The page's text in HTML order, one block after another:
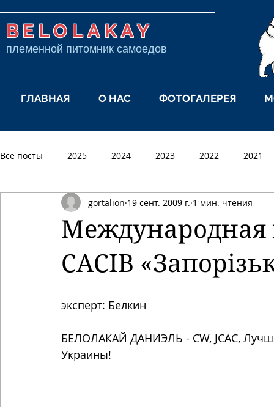
ГЛАВНАЯ О НАС ФОТОГАЛЕРЕЯ
BELOLAKAY
племенной питомник самоедов
Все посты 2025 2024 2023 2022 2021
2011 2010 2009 2008 2007
Международная
CACIB
gortalion 19 сент. 2009 г. 1 мин. чтения
эксперт: Белкин
БЕЛОЛАКАЙ ДАНИЭЛЬ - CW, JCAC,
Украины!